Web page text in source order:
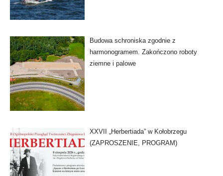
Budowa schroniska zgodnie z
harmonogramem. Zakończono roboty
ziemne i palowe
XXVII „Herbertiada” w Kołobrzegu
(ZAPROSZENIE, PROGRAM)